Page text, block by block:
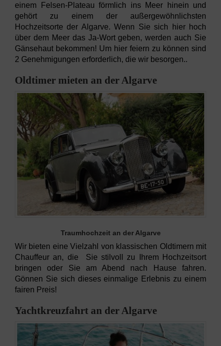
einem Felsen-Plateau förmlich ins Meer hinein und
gehört zu einem der außergewöhnlichsten
Hochzeitsorte der Algarve. Wenn Sie sich hier hoch
über dem Meer das Ja-Wort geben, werden auch Sie
Gänsehaut bekommen! Um hier feiern zu können sind
2 Genehmigungen erforderlich, die wir besorgen..
Oldtimer mieten an der Algarve
Traumhochzeit an der Algarve
Wir bieten eine Vielzahl von klassischen Oldtimern mit
Chauffeur an, die Sie stilvoll zu Ihrem Hochzeitsort
bringen oder Sie am Abend nach Hause fahren.
Gönnen Sie sich dieses einmalige Erlebnis zu einem
fairen Preis!
Yachtkreuzfahrt an der Algarve